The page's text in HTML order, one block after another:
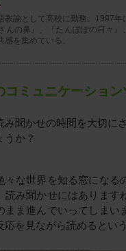
教諭として高校に勤務。1987
んの鼻』、『たんぽぽの日々
を集めている。
コミュニケーション
み聞かせの時間を大切に
うか？
々な世界を知る窓になる
読み聞かせにはあります
まま進んでいってしまい
応を見ながら読めるとい